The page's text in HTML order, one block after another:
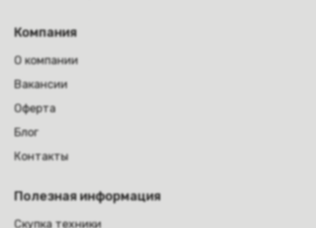
Компания
О компании
Вакансии
Оферта
Блог
Контакты
Полезная информация
Скупка техники